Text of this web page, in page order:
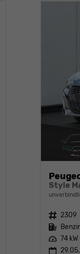
Style
Fahrzeugnr. 2309
Kraftstoff
Leistung 74 kW